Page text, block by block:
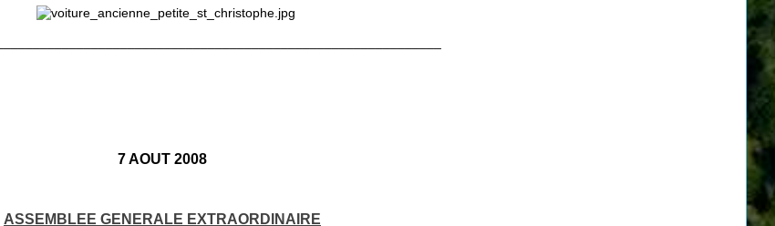
7 AOUT 2008
ASSEMBLEE GENERALE EXTRAORDINAIRE